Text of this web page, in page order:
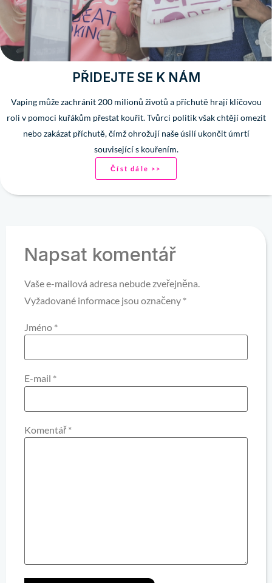
PŘIDEJTE SE K NÁM
Vaping může zachránit 200 milionů životů a příchutě hrají klíčovou
roli v pomoci kuřákům přestat kouřit. Tvůrci politik však chtějí omezit
nebo zakázat příchutě, čímž ohrožují naše úsilí ukončit úmrtí
související s kouřením.
Číst dále >>
Napsat komentář
Vaše e-mailová adresa nebude zveřejněna.
Vyžadované informace jsou označeny *
Jméno *
E-mail *
Komentář*